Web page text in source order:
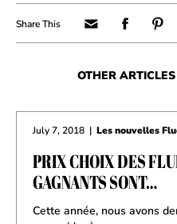
OTHER
July 7, 2018 | Les nouvelles
PRIX CHOIX DES
GAGNANTS SONT…
Cette année, nous avons